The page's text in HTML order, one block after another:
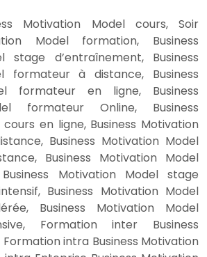
Motivation Model cours, Soir
Model formation, Business
stage d’entraînement, Business
formateur à distance, Business
formateur en ligne, Business
formateur Online, Business
en ligne, Business Motivation
Business Motivation Model
Business Motivation Model
Motivation Model stage
Business Motivation Model
Business Motivation Model
Formation inter Business
intra Business Motivation